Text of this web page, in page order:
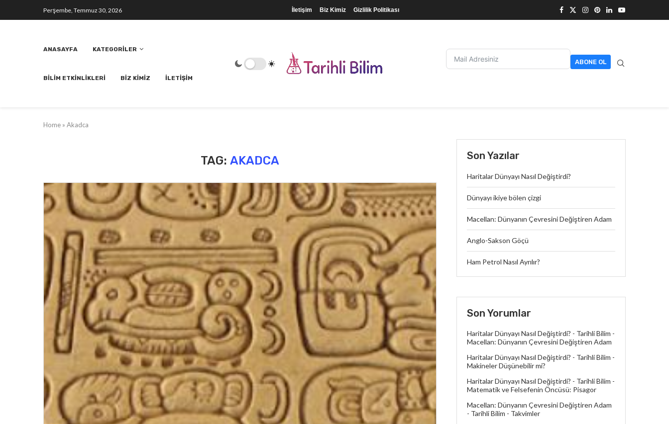
Perşembe, Temmuz 30, 2026 İletişim Biz Kimiz Gizlilik Politikası
ANASAYFA KATEGORILER
BILIM ETKINLIKLERI BIZ KIMIZ İLETIŞIM
ABONE OL
Home » Akadca
TAG: AKADCA Son Yazılar
Haritalar Dünyayı Nasıl Değiştirdi?
Dünyayı ikiye bölen çizgi
Macellan: Dünyanın Çevresini Değiştiren Adam
Anglo-Sakson Göçü
Ham Petrol Nasıl Ayrılır?
Son Yorumlar
Haritalar Dünyayı Nasıl Değiştirdi? - Tarihli Bilim -
Macellan: Dünyanın Çevresini Değiştiren Adam
Haritalar Dünyayı Nasıl Değiştirdi? - Tarihli Bilim -
Makineler Düşünebilir mi?
Haritalar Dünyayı Nasıl Değiştirdi? - Tarihli Bilim -
Matematik ve Felsefenin Öncüsü: Pisagor
Macellan: Dünyanın Çevresini Değiştiren Adam
- Tarihli Bilim - Takvimler